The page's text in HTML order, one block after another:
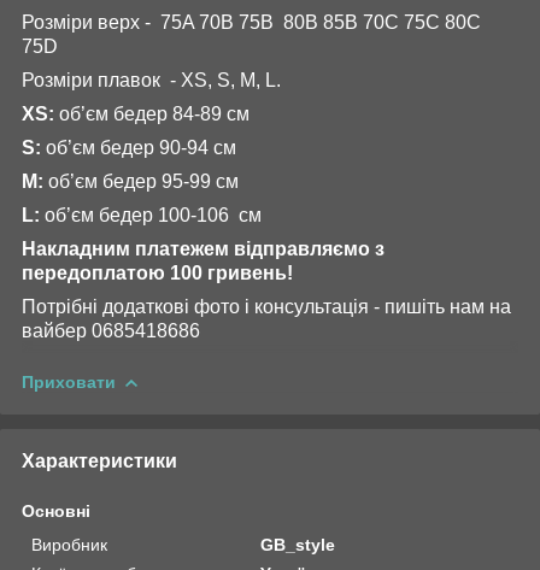
Розміри верх - 75A 70B 75B 80B 85B 70C 75C 80C
75D
Розміри плавок - XS, S, M, L.
XS: об’єм бедер 84-89 см
S: об’єм бедер 90-94 см
М: об’єм бедер 95-99 см
L: об’єм бедер 100-106 см
Накладним платежем відправляємо з
передоплатою 100 гривень!
Потрібні додаткові фото і консультація - пишіть нам на
вайбер 0685418686
Приховати
Характеристики
Основні
Виробник
GB_style